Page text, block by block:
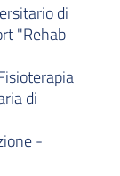
di
"Rehab
di
-